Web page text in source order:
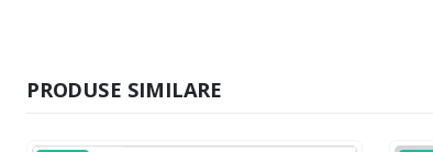
PRODUSE SIMILARE